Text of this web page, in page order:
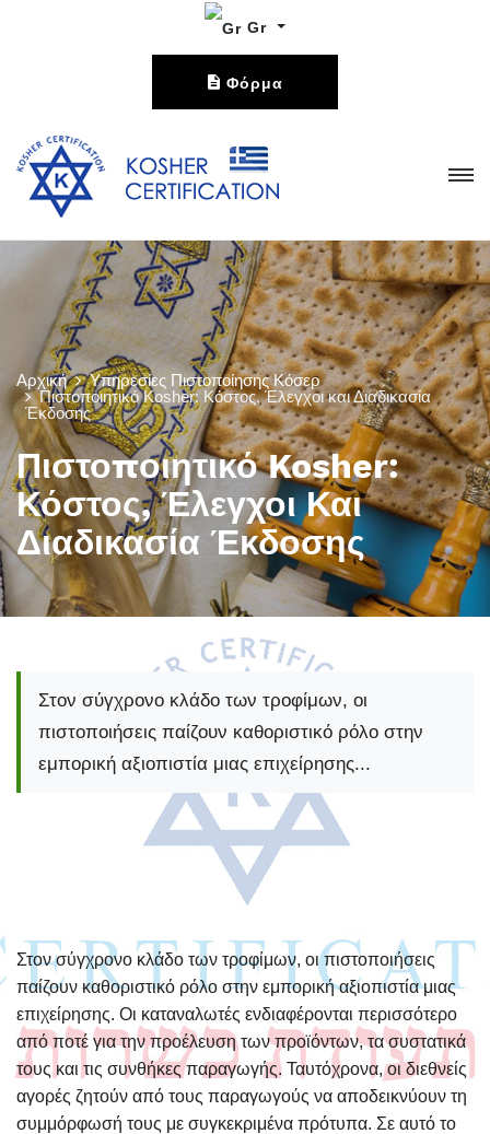
Gr
Φόρμα
Αρχική
Υπηρεσίες Πιστοποίησης Κόσερ
Πιστοποιητικό Kosher: Κόστος, Έλεγχοι και Διαδικασία
Έκδοσης
Πιστοποιητικό Kosher:
Κόστος, Έλεγχοι Και
Διαδικασία Έκδοσης
Στον σύγχρονο κλάδο των τροφίμων, οι
πιστοποιήσεις παίζουν καθοριστικό ρόλο στην
εμπορική αξιοπιστία μιας επιχείρησης...
Στον σύγχρονο κλάδο των τροφίμων, οι πιστοποιήσεις
παίζουν καθοριστικό ρόλο στην εμπορική αξιοπιστία μιας
επιχείρησης. Οι καταναλωτές ενδιαφέρονται περισσότερο
από ποτέ για την προέλευση των προϊόντων, τα συστατικά
τους και τις συνθήκες παραγωγής. Ταυτόχρονα, οι διεθνείς
αγορές ζητούν από τους παραγωγούς να αποδεικνύουν τη
συμμόρφωσή τους με συγκεκριμένα πρότυπα. Σε αυτό το